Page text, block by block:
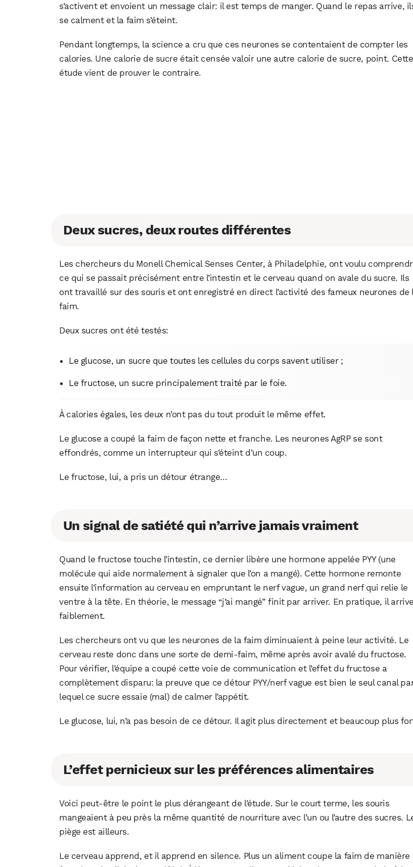
s’activent et envoient un message clair: il est temps de manger. Quand le repas arrive,
se calment et la faim s’éteint.
Pendant longtemps, la science a cru que ces neurones se contentaient de compter les
calories. Une calorie de sucre était censée valoir une autre calorie de sucre, point. Cette
étude vient de prouver le contraire.
Deux sucres, deux routes différentes
Les chercheurs du Monell Chemical Senses Center, à Philadelphie, ont voulu
ce qui se passait précisément entre l’intestin et le cerveau quand on avale du sucre. Ils
ont travaillé sur des souris et ont enregistré en direct l’activité des fameux neurones de
faim.
Deux sucres ont été testés:
Le glucose, un sucre que toutes les cellules du corps savent utiliser ;
Le fructose, un sucre principalement traité par le foie.
À calories égales, les deux n’ont pas du tout produit le même effet.
Le glucose a coupé la faim de façon nette et franche. Les neurones AgRP se sont
effondrés, comme un interrupteur qui s’éteint d’un coup.
Le fructose, lui, a pris un détour étrange…
Un signal de satiété qui n’arrive jamais vraiment
Quand le fructose touche l’intestin, ce dernier libère une hormone appelée PYY (une
molécule qui aide normalement à signaler que l’on a mangé). Cette hormone remonte
ensuite l’information au cerveau en empruntant le nerf vague, un grand nerf qui relie le
ventre à la tête. En théorie, le message “j’ai mangé” finit par arriver. En pratique, il arrive
faiblement.
Les chercheurs ont vu que les neurones de la faim diminuaient à peine leur activité. Le
cerveau reste donc dans une sorte de demi-faim, même après avoir avalé du fructose.
Pour vérifier, l’équipe a coupé cette voie de communication et l’effet du fructose a
complètement disparu: la preuve que ce détour PYY/nerf vague est bien le seul canal
lequel ce sucre essaie (mal) de calmer l’appétit.
Le glucose, lui, n’a pas besoin de ce détour. Il agit plus directement et beaucoup plus
L’effet pernicieux sur les préférences alimentaires
Voici peut-être le point le plus dérangeant de l’étude. Sur le court terme, les souris
mangeaient à peu près la même quantité de nourriture avec l’un ou l’autre des sucres.
piège est ailleurs.
Le cerveau apprend, et il apprend en silence. Plus un aliment coupe la faim de manière